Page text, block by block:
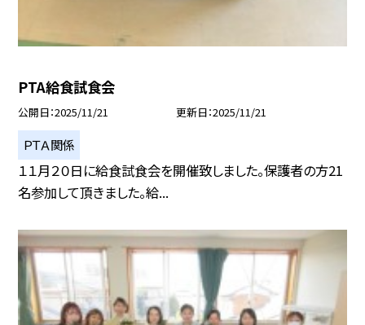
PTA給食試食会
公開日 2025/11/21 更新日 2025/11/21
ＰＴＡ関係
１１月２０日に給食試食会を開催致しました。保護者の方21
名参加して頂きました。給...